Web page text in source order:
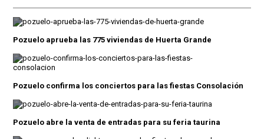
Pozuelo aprueba las 775 viviendas de Huerta Grande
Pozuelo confirma los conciertos para las fiestas Consolación
Pozuelo abre la venta de entradas para su feria taurina